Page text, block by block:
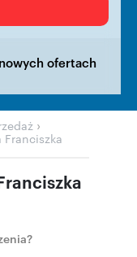
ofertach
›
Franciszka